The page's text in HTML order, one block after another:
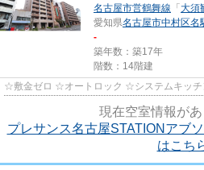
名古屋市営鶴舞線 「 大須
愛知県名古屋市中村区名
-
築年数：築17年
階数：14階建
☆敷金ゼロ ☆オートロック ☆システムキッ
現在空室情報があ
プレサンス名古屋STATIONアブ
はこち